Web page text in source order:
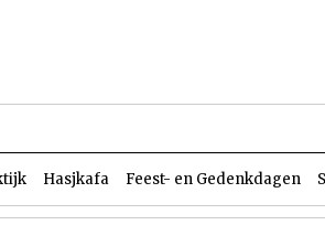
Hasjkafa Feest- en Gedenkdagen